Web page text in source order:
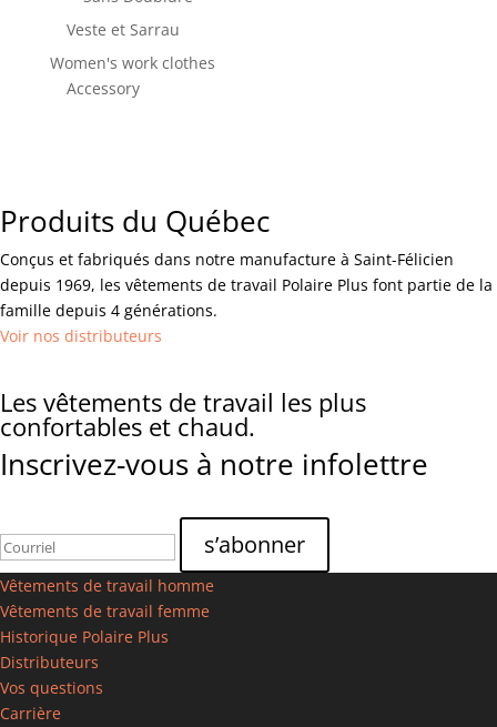
Veste et Sarrau
Women's work clothes
Accessory
Produits du Québec
Conçus et fabriqués dans notre manufacture à Saint-Félicien
depuis 1969, les vêtements de travail Polaire Plus font partie de la
famille depuis 4 générations.
Voir nos distributeurs
Les vêtements de travail les plus
confortables et chaud.
Inscrivez-vous à notre infolettre
Vêtements de travail homme
Vêtements de travail femme
Historique Polaire Plus
Distributeurs
Vos questions
Carrière